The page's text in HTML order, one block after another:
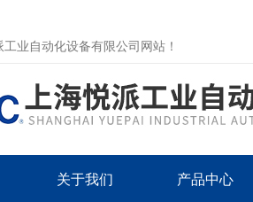
业自动化设备有限公司网站！
关于我们 产品中心